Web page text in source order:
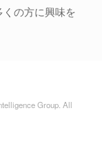
の方に興味を
Group. All